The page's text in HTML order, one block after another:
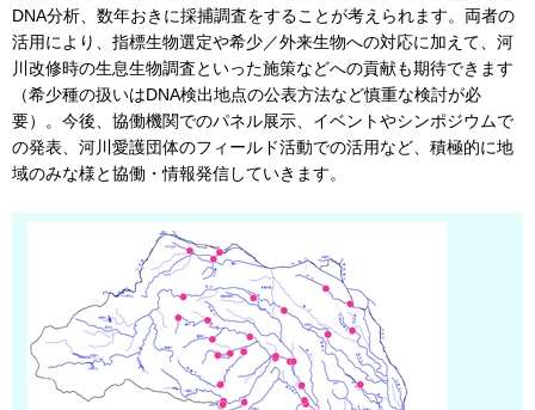
DNA分析、数年おきに採捕調査をすることが考えられます。両者の
活用により、指標生物選定や希少／外来生物への対応に加えて、河
川改修時の生息生物調査といった施策などへの貢献も期待できます
（希少種の扱いはDNA検出地点の公表方法など慎重な検討が必
要）。今後、協働機関でのパネル展示、イベントやシンポジウムで
の発表、河川愛護団体のフィールド活動での活用など、積極的に地
域のみな様と協働・情報発信していきます。